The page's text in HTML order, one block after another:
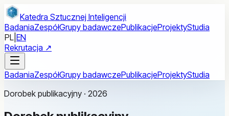
Przejdź do treści głównej
Katedra Sztucznej Inteligencji
BadaniaZespółGrupy badawczePublikacjeProjektyStudia
PL EN
Rekrutacja ↗
BadaniaZespółGrupy badawczePublikacjeProjektyStudia
Dorobek publikacyjny · 2026